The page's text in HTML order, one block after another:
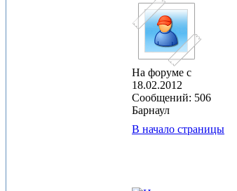
На форуме с
18.02.2012
Сообщений: 506
Барнаул
В начало страницы